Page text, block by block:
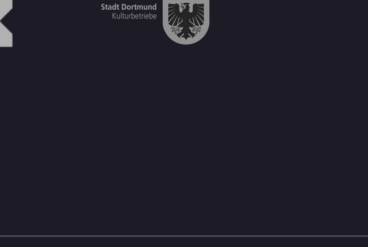
Partnerstadt Kamen zu Besuch